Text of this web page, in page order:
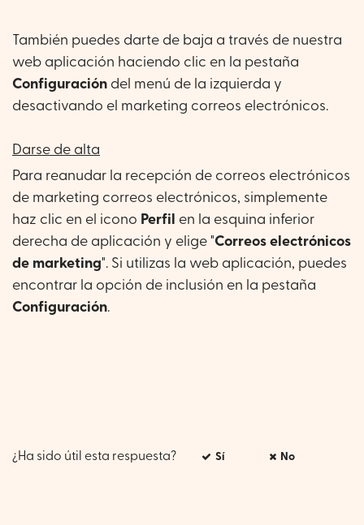
También puedes darte de baja a través de nuestra
web aplicación haciendo clic en la pestaña
Configuración del menú de la izquierda y
desactivando el marketing correos electrónicos.
Darse de alta
Para reanudar la recepción de correos electrónicos
de marketing correos electrónicos, simplemente
haz clic en el icono Perfil
en la esquina inferior
derecha de aplicación y elige "Correos electrónicos
de marketing". Si utilizas la web aplicación, puedes
encontrar la opción de inclusión en la pestaña
Configuración.
¿Ha sido útil esta respuesta? Sí No